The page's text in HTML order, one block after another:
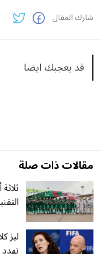
شارك المقال
قد يعجبك ايضا
مقالات ذات صلة
ليز